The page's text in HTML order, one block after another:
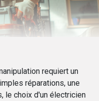
requiert un
réparations, une
le choix d'un électricien